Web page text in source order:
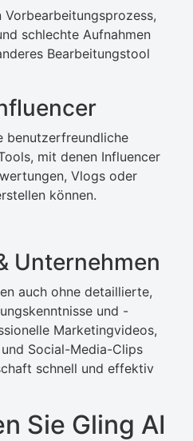
schlechte Aufnahmen
Bearbeitungstool
benutzerfreundliche
mit denen Influencer
Vlogs oder
können.
Unternehmen
auch ohne detaillierte,
und -
Marketingvideos,
Social-Media-Clips
schnell und effektiv
Sie Gling AI